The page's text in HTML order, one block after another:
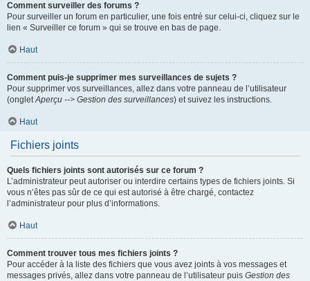
Comment surveiller des forums ?
Pour surveiller un forum en particulier, une fois entré sur celui-ci, cliquez sur le
lien « Surveiller ce forum » qui se trouve en bas de page.
Haut
Comment puis-je supprimer mes surveillances de sujets ?
Pour supprimer vos surveillances, allez dans votre panneau de l’utilisateur
(ongletAperçu --> Gestion des surveillances) et suivez les instructions.
Haut
Fichiers joints
Quels fichiers joints sont autorisés sur ce forum ?
L’administrateur peut autoriser ou interdire certains types de fichiers joints. Si
vous n’êtes pas sûr de ce qui est autorisé à être chargé, contactez
l’administrateur pour plus d’informations.
Haut
Comment trouver tous mes fichiers joints ?
Pour accéder à la liste des fichiers que vous avez joints à vos messages et
messages privés, allez dans votre panneau de l’utilisateur puis Gestion des